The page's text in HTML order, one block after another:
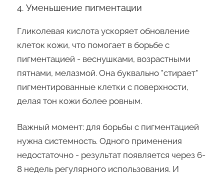
4. Уменьшение пигментации
Гликолевая кислота ускоряет обновление
клеток кожи, что помогает в борьбе с
пигментацией - веснушками, возрастными
пятнами, мелазмой. Она буквально "стирает"
пигментированные клетки с поверхности,
делая тон кожи более ровным.
Важный момент: для борьбы с пигментацией
нужна системность. Одного применения
недостаточно - результат появляется через 6-
8 недель регулярного использования. И